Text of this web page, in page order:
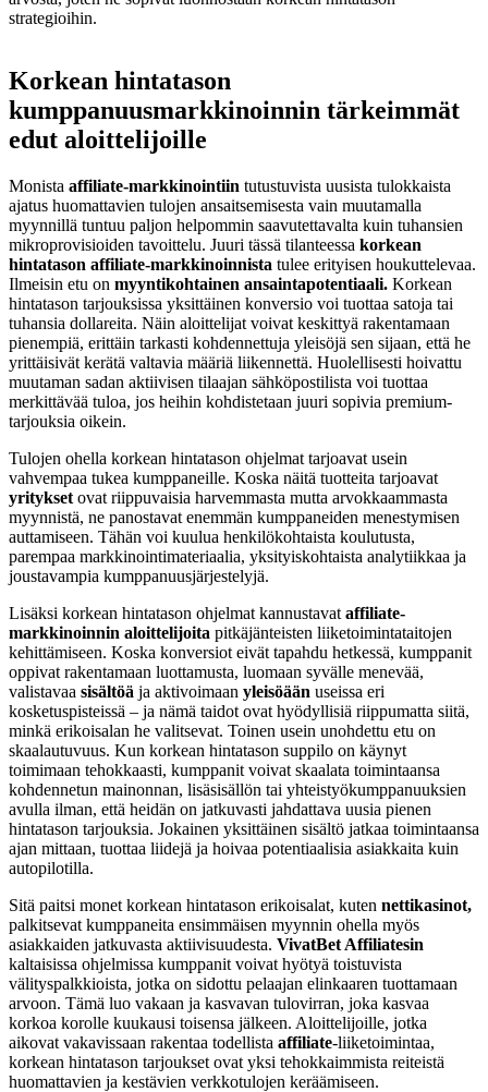
strategioihin.
Korkean hintatason
kumppanuusmarkkinoinnin tärkeimmät
edut aloittelijoille
Monista affiliate-markkinointiin tutustuvista uusista tulokkaista
ajatus huomattavien tulojen ansaitsemisesta vain muutamalla
myynnillä tuntuu paljon helpommin saavutettavalta kuin tuhansien
mikroprovisioiden tavoittelu. Juuri tässä tilanteessa korkean
hintatason affiliate-markkinoinnista tulee erityisen houkuttelevaa.
Ilmeisin etu on myyntikohtainen ansaintapotentiaali. Korkean
hintatason tarjouksissa yksittäinen konversio voi tuottaa satoja tai
tuhansia dollareita. Näin aloittelijat voivat keskittyä rakentamaan
pienempiä, erittäin tarkasti kohdennettuja yleisöjä sen sijaan, että he
yrittäisivät kerätä valtavia määriä liikennettä. Huolellisesti hoivattu
muutaman sadan aktiivisen tilaajan sähköpostilista voi tuottaa
merkittävää tuloa, jos heihin kohdistetaan juuri sopivia premium-
tarjouksia oikein.
Tulojen ohella korkean hintatason ohjelmat tarjoavat usein
vahvempaa tukea kumppaneille. Koska näitä tuotteita tarjoavat
yritykset ovat riippuvaisia harvemmasta mutta arvokkaammasta
myynnistä, ne panostavat enemmän kumppaneiden menestymisen
auttamiseen. Tähän voi kuulua henkilökohtaista koulutusta,
parempaa markkinointimateriaalia, yksityiskohtaista analytiikkaa ja
joustavampia kumppanuusjärjestelyjä.
Lisäksi korkean hintatason ohjelmat kannustavat affiliate-
markkinoinnin aloittelijoita pitkäjänteisten liiketoimintataitojen
kehittämiseen. Koska konversiot eivät tapahdu hetkessä, kumppanit
oppivat rakentamaan luottamusta, luomaan syvälle menevää,
valistavaa sisältöä ja aktivoimaan yleisöään useissa eri
kosketuspisteissä – ja nämä taidot ovat hyödyllisiä riippumatta siitä,
minkä erikoisalan he valitsevat. Toinen usein unohdettu etu on
skaalautuvuus. Kun korkean hintatason suppilo on käynyt
toimimaan tehokkaasti, kumppanit voivat skaalata toimintaansa
kohdennetun mainonnan, lisäsisällön tai yhteistyökumppanuuksien
avulla ilman, että heidän on jatkuvasti jahdattava uusia pienen
hintatason tarjouksia. Jokainen yksittäinen sisältö jatkaa toimintaansa
ajan mittaan, tuottaa liidejä ja hoivaa potentiaalisia asiakkaita kuin
autopilotilla.
Sitä paitsi monet korkean hintatason erikoisalat, kuten nettikasinot,
palkitsevat kumppaneita ensimmäisen myynnin ohella myös
asiakkaiden jatkuvasta aktiivisuudesta. VivatBet Affiliatesin
kaltaisissa ohjelmissa kumppanit voivat hyötyä toistuvista
välityspalkkioista, jotka on sidottu pelaajan elinkaaren tuottamaan
arvoon. Tämä luo vakaan ja kasvavan tulovirran, joka kasvaa
korkoa korolle kuukausi toisensa jälkeen. Aloittelijoille, jotka
aikovat vakavissaan rakentaa todellista affiliate-liiketoimintaa,
korkean hintatason tarjoukset ovat yksi tehokkaimmista reiteistä
huomattavien ja kestävien verkkotulojen keräämiseen.